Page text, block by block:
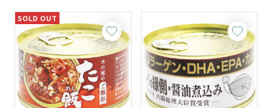
SOLD OUT